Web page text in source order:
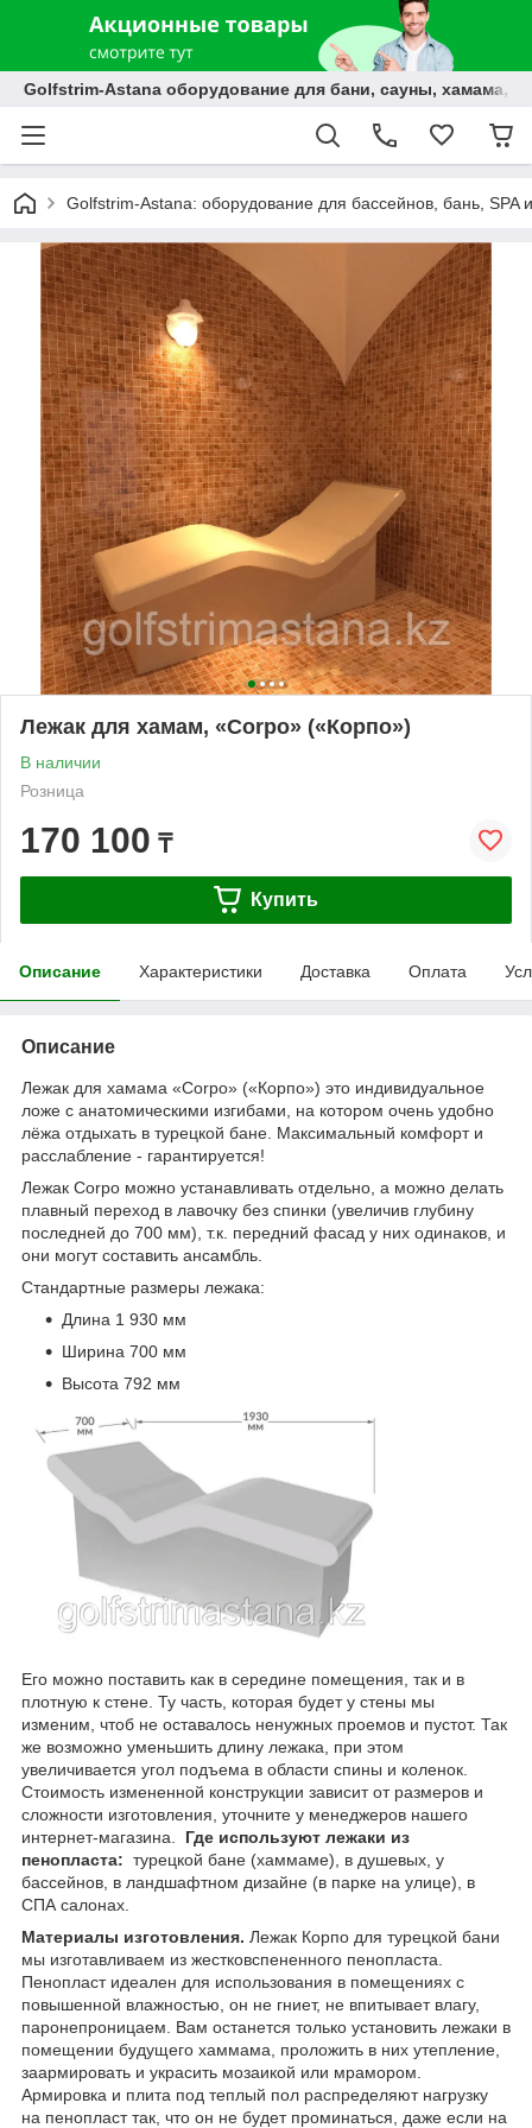
Golfstrim-Astana оборудование для бани, сауны, хамама,
Golfstrim-Astana: оборудование для бассейнов, бань, SPA
Лежак для хамам, «Corpo» («Корпо»)
В наличии
Розница
170 100 ₸
Купить
Описание Характеристики Доставка Оплата
Описание
Лежак для хамама «Corpo» («Корпо») это индивидуальное
ложе с анатомическими изгибами, на котором очень удобно
лёжа отдыхать в турецкой бане. Максимальный комфорт и
расслабление - гарантируется!
Лежак Corpo можно устанавливать отдельно, а можно делать
плавный переход в лавочку без спинки (увеличив глубину
последней до 700 мм), т.к. передний фасад у них одинаков, и
они могут составить ансамбль.
Стандартные размеры лежака:
Длина 1 930 мм
Ширина 700 мм
Высота 792 мм
Его можно поставить как в середине помещения, так и в
плотную к стене. Ту часть, которая будет у стены мы
изменим, чтоб не оставалось ненужных проемов и пустот. Так
же возможно уменьшить длину лежака, при этом
увеличивается угол подъема в области спины и коленок.
Стоимость измененной конструкции зависит от размеров и
сложности изготовления, уточните у менеджеров нашего
интернет-магазина. Где используют лежаки из
пенопласта: турецкой бане (хаммаме), в душевых, у
бассейнов, в ландшафтном дизайне (в парке на улице), в
СПА салонах.
Материалы изготовления. Лежак Корпо для турецкой бани
мы изготавливаем из жестковспененного пенопласта.
Пенопласт идеален для использования в помещениях с
повышенной влажностью, он не гниет, не впитывает влагу,
паронепроницаем. Вам останется только установить лежаки в
помещении будущего хаммама, проложить в них утепление,
заармировать и украсить мозаикой или мрамором.
Армировка и плита под теплый пол распределяют нагрузку
на пенопласт так, что он не будет проминаться, даже если на